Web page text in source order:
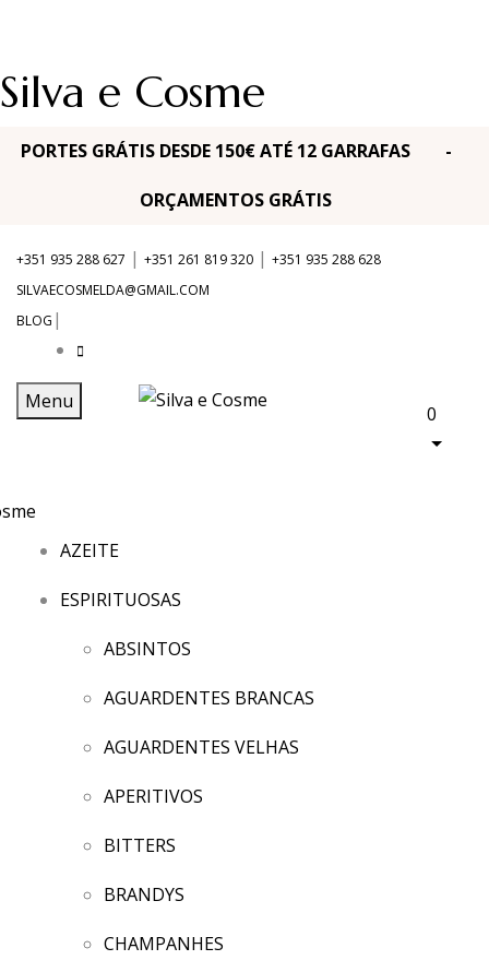
Silva e Cosme
PORTES GRÁTIS DESDE 150€ ATÉ 12 GARRAFAS -
ORÇAMENTOS GRÁTIS
+351 935 288 627 | +351 261 819 320 | +351 935 288 628
SILVAECOSMELDA@GMAIL.COM
BLOG |
Menu
0
AZEITE
ESPIRITUOSAS
ABSINTOS
AGUARDENTES BRANCAS
AGUARDENTES VELHAS
APERITIVOS
BITTERS
BRANDYS
CHAMPANHES